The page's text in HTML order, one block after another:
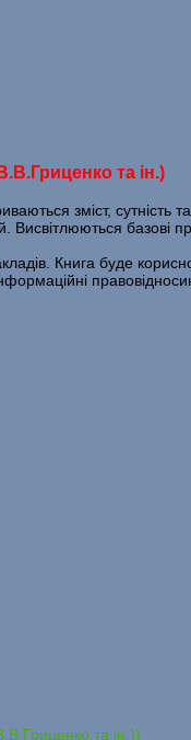
та ін.)
зміст,
базові
Книга буде
та ін.))